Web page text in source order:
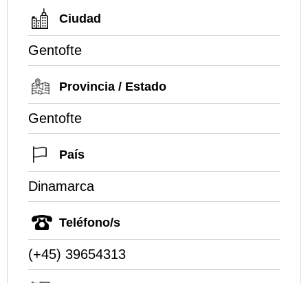
Ciudad
Gentofte
Provincia / Estado
Gentofte
País
Dinamarca
Teléfono/s
(+45) 39654313